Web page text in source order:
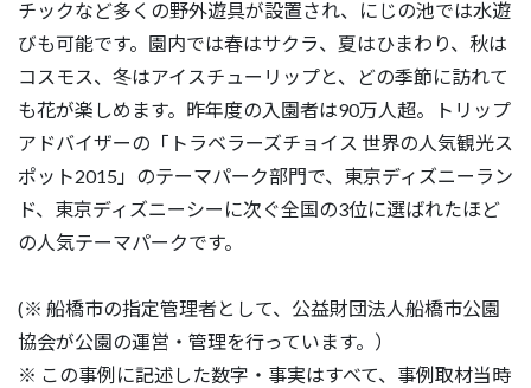
チックなど多くの野外遊具が設置され、にじの池では水遊
びも可能です。園内では春はサクラ、夏はひまわり、秋は
コスモス、冬はアイスチューリップと、どの季節に訪れて
も花が楽しめます。昨年度の入園者は90万人超。トリップ
アドバイザーの「トラベラーズチョイス 世界の人気観光ス
ポット2015」のテーマパーク部門で、東京ディズニーラン
ド、東京ディズニーシーに次ぐ全国の3位に選ばれたほど
の人気テーマパークです。
(※ 船橋市の指定管理者として、公益財団法人船橋市公園
協会が公園の運営・管理を行っています。）
※ この事例に記述した数字・事実はすべて、事例取材当時